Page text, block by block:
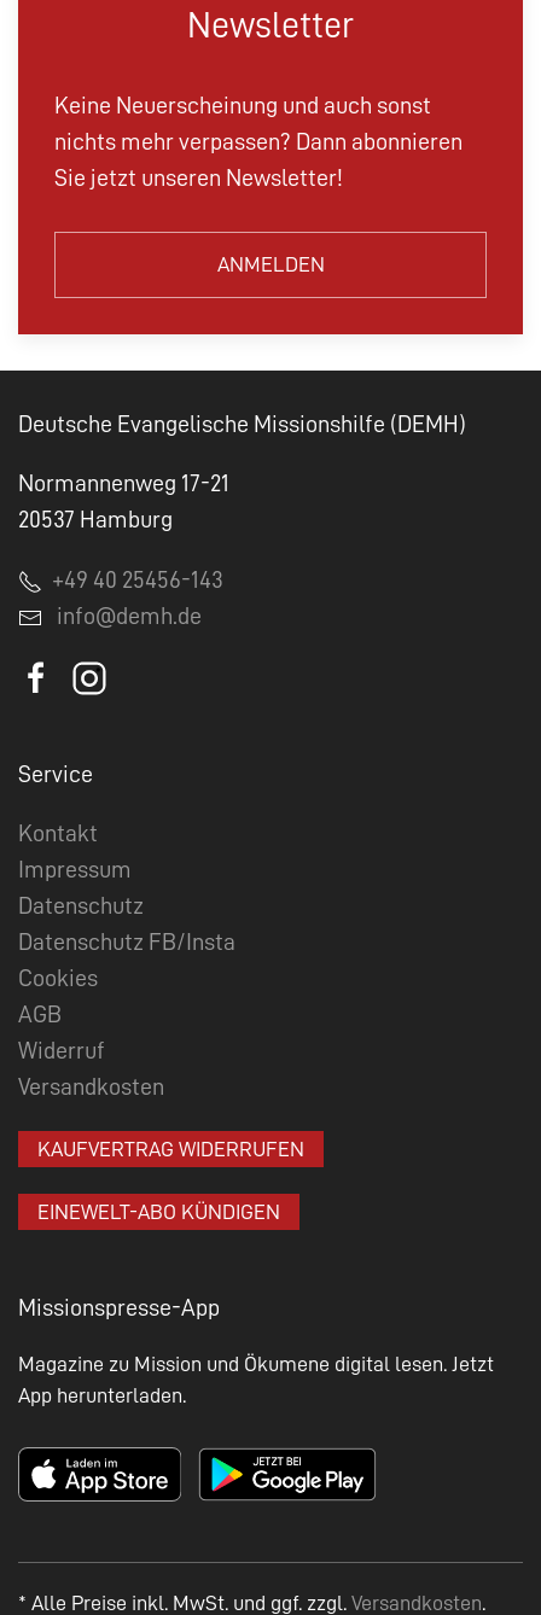
Newsletter
Keine Neuerscheinung und auch sonst
nichts mehr verpassen? Dann abonnieren
Sie jetzt unseren Newsletter!
ANMELDEN
Deutsche Evangelische Missionshilfe (DEMH)
Normannenweg 17-21
20537 Hamburg
+49 40 25456-143
info@demh.de
Service
Kontakt
Impressum
Datenschutz
Datenschutz FB/Insta
Cookies
AGB
Widerruf
Versandkosten
KAUFVERTRAG WIDERRUFEN
EINEWELT-ABO KÜNDIGEN
Missionspresse-App
Magazine zu Mission und Ökumene digital lesen. Jetzt
App herunterladen.
* Alle Preise inkl. MwSt. und ggf. zzgl. Versandkosten.